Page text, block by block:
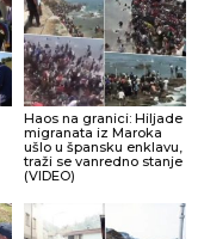
Haos na granici: Hiljade
migranata iz Maroka
ušlo u špansku enklavu,
traži se vanredno stanje
(VIDEO)